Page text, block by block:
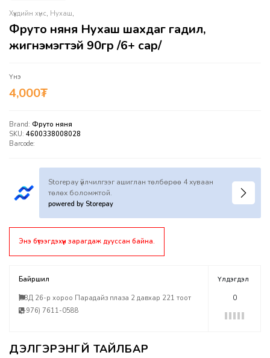
Хүүхдийн хүнс, Нухаш,
Фруто няня Нухаш шахдаг гадил,
жигнэмэгтэй 90гр /6+ сар/
Үнэ
4,000₮
Brand: Фруто няня
SKU: 4600338008028
Barcode:
Storepay үйлчилгээг ашиглан төлбөрөө 4 хуваан
төлөх боломжтой.
powered by Storepay
Энэ бүтээгдэхүүн зарагдаж дууссан байна.
Байршил
БЗД 26-р хороо Парадайз плаза 2 давхар 221 тоот
(+976) 7611-0588
Үлдэгдэл
0